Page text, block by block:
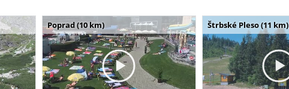
Poprad (10 km) Štrbské Pleso (11 km)